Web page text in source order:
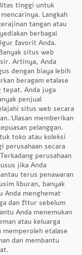
tinggi untuk
Langkah
tangan atau
berbagai
favorit Anda.
situs web
Artinya, Anda
dengan biaya lebih
beragam etalase
tepat. Anda juga
penjual
situs web secara
Ulasan memberikan
pelanggan.
toko atau koleksi
perusahaan secara
perusahaan
jika Anda
terus penawaran
liburan, banyak
Anda menghemat
dan fitur sebelum
Anda menemukan
atau keluarga
etalase
dan membantu